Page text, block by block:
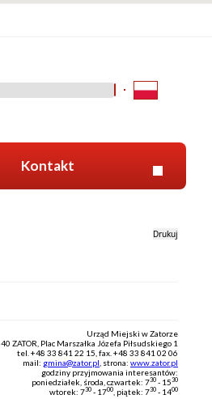
Kliknij aby wyszukać za
Kontakt
Drukuj
Urząd Miejski w Zatorze
ZATOR, Plac Marszałka Józefa Piłsudskiego 1
tel. +48 33 841 22 15, fax. +48 33 841 02 06
mail: gmina@zator.pl , strona: www.zator.pl
godziny przyjmowania interesantów:
poniedziałek, środa, czwartek: 730 - 1530
wtorek: 730 - 1700 , piątek: 730 - 1400